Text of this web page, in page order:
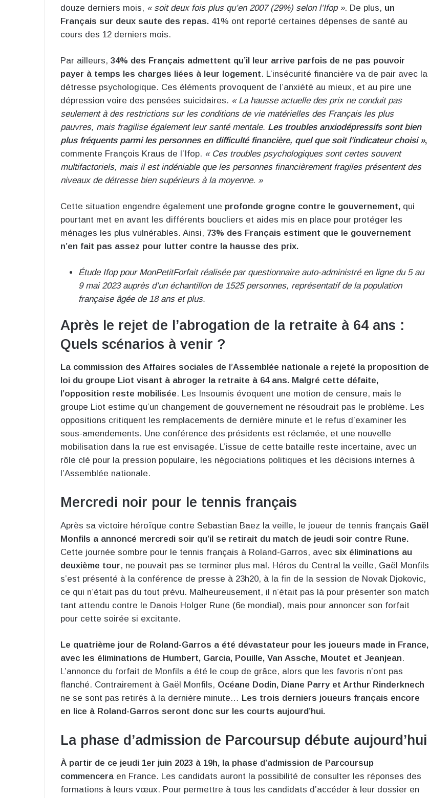
douze derniers mois, « soit deux fois plus qu’en 2007 (29%) selon l’Ifop ». De plus, un
Français sur deux saute des repas. 41% ont reporté certaines dépenses de santé au
cours des 12 derniers mois.
Par ailleurs, 34% des Français admettent qu’il leur arrive parfois de ne pas pouvoir
payer à temps les charges liées à leur logement. L’insécurité financière va de pair avec la
détresse psychologique. Ces éléments provoquent de l’anxiété au mieux, et au pire une
dépression voire des pensées suicidaires. « La hausse actuelle des prix ne conduit pas
seulement à des restrictions sur les conditions de vie matérielles des Français les plus
pauvres, mais fragilise également leur santé mentale. Les troubles anxiodépressifs sont bien
plus fréquents parmi les personnes en difficulté financière, quel que soit l’indicateur choisi »,
commente François Kraus de l’Ifop. « Ces troubles psychologiques sont certes souvent
multifactoriels, mais il est indéniable que les personnes financièrement fragiles présentent des
niveaux de détresse bien supérieurs à la moyenne. »
Cette situation engendre également une profonde grogne contre le gouvernement, qui
pourtant met en avant les différents boucliers et aides mis en place pour protéger les
ménages les plus vulnérables. Ainsi, 73% des Français estiment que le gouvernement
n’en fait pas assez pour lutter contre la hausse des prix.
Étude Ifop pour MonPetitForfait réalisée par questionnaire auto-administré en ligne du 5 au
9 mai 2023 auprès d’un échantillon de 1525 personnes, représentatif de la population
française âgée de 18 ans et plus.
Après le rejet de l’abrogation de la retraite à 64 ans :
Quels scénarios à venir ?
La commission des Affaires sociales de l’Assemblée nationale a rejeté la proposition de
loi du groupe Liot visant à abroger la retraite à 64 ans. Malgré cette défaite,
l’opposition reste mobilisée. Les Insoumis évoquent une motion de censure, mais le
groupe Liot estime qu’un changement de gouvernement ne résoudrait pas le problème. Les
oppositions critiquent les remplacements de dernière minute et le refus d’examiner les
sous-amendements. Une conférence des présidents est réclamée, et une nouvelle
mobilisation dans la rue est envisagée. L’issue de cette bataille reste incertaine, avec un
rôle clé pour la pression populaire, les négociations politiques et les décisions internes à
l’Assemblée nationale.
Mercredi noir pour le tennis français
Après sa victoire héroïque contre Sebastian Baez la veille, le joueur de tennis français Gaël
Monfils a annoncé mercredi soir qu’il se retirait du match de jeudi soir contre Rune.
Cette journée sombre pour le tennis français à Roland-Garros, avec six éliminations au
deuxième tour, ne pouvait pas se terminer plus mal. Héros du Central la veille, Gaël Monfils
s’est présenté à la conférence de presse à 23h20, à la fin de la session de Novak Djokovic,
ce qui n’était pas du tout prévu. Malheureusement, il n’était pas là pour présenter son match
tant attendu contre le Danois Holger Rune (6e mondial), mais pour annoncer son forfait
pour cette soirée si excitante.
Le quatrième jour de Roland-Garros a été dévastateur pour les joueurs made in France,
avec les éliminations de Humbert, Garcia, Pouille, Van Assche, Moutet et Jeanjean.
L’annonce du forfait de Monfils a été le coup de grâce, alors que les favoris n’ont pas
flanché. Contrairement à Gaël Monfils, Océane Dodin, Diane Parry et Arthur Rinderknech
ne se sont pas retirés à la dernière minute… Les trois derniers joueurs français encore
en lice à Roland-Garros seront donc sur les courts aujourd’hui.
La phase d’admission de Parcoursup débute aujourd’hui
À partir de ce jeudi 1er juin 2023 à 19h, la phase d’admission de Parcoursup
commencera en France. Les candidats auront la possibilité de consulter les réponses des
formations à leurs vœux. Pour permettre à tous les candidats d’accéder à leur dossier en